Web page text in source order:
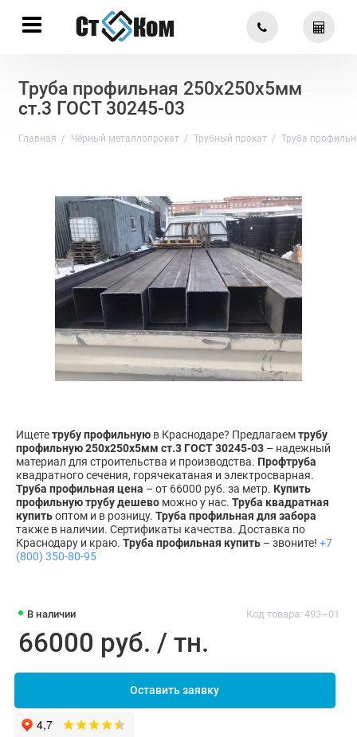
Труба профильная 250х250х5мм
ст.3 ГОСТ 30245-03
Главная Чёрный металлопрокат Трубный прокат Труба
В наличии Код товара: 493~01
66000 руб. / тн.
Оставить заявку
Ищететрубу профильную в Краснодаре? Предлагаемтрубу
профильную 250х250х5мм ст.3 ГОСТ 30245-03 – надежный
материал для строительства и производства. Профтруба
квадратного сечения, горячекатаная и электросварная.
Труба профильная цена – от 66000 руб. за метр. Купить
профильную трубу дешево можно у нас. Труба квадратная
купитьоптом и в розницу. Труба профильная для забора
также в наличии. Сертификаты качества. Доставка по
Краснодару и краю. Труба профильная купить – звоните! +7
(800) 350-80-95